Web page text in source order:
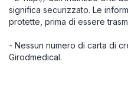
significa securizzato. Le
protette, prima di essere
- Nessun numero di carta di
Girodmedical.